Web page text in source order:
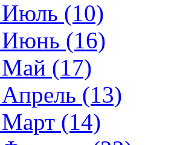
Июль (10)
Июнь (16)
Май (17)
(13)
(14)